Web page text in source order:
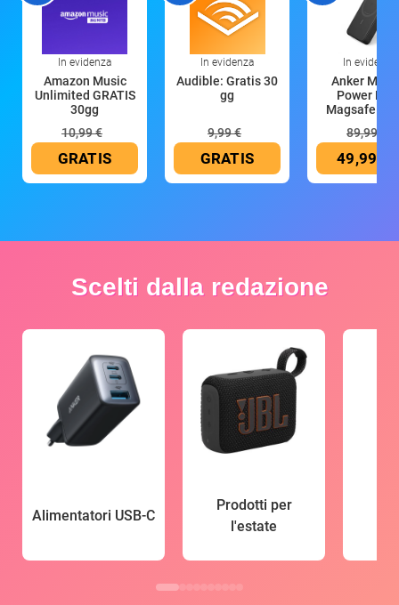
In evidenza
Amazon Music
Unlimited GRATIS
30gg
10,99 €
GRATIS
In evidenza
Audible: Gratis 30
gg
9,99 €
GRATIS
In evidenza
Anker
Power
Magsafe
89,99 €
49,99 €
Scelti dalla redazione
Alimentatori USB-C
Prodotti per
l'estate